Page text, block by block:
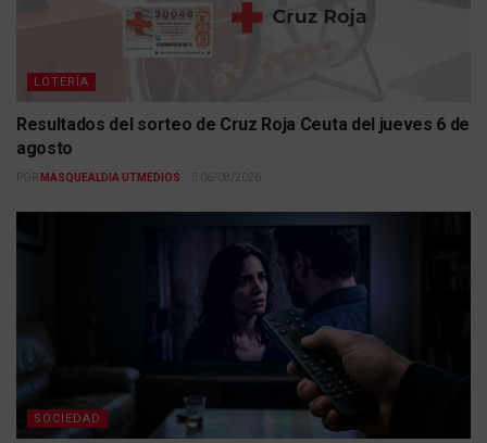
LOTERÍA
Resultados del sorteo de Cruz Roja Ceuta del jueves 6 de
agosto
POR MASQUEALDIA UTMEDIOS 06/08/2026
SOCIEDAD